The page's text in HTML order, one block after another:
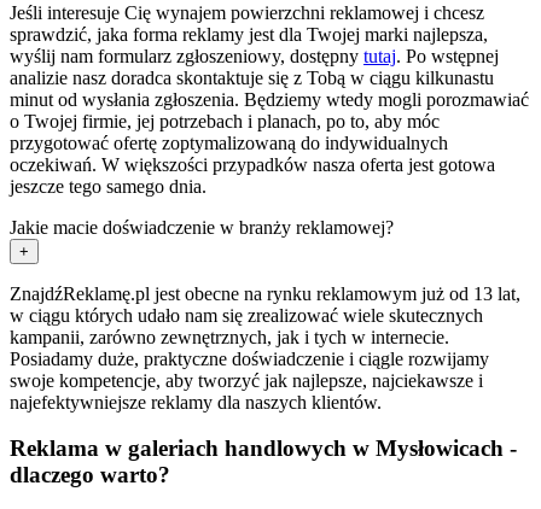
Jeśli interesuje Cię wynajem powierzchni reklamowej i chcesz
sprawdzić, jaka forma reklamy jest dla Twojej marki najlepsza,
wyślij nam formularz zgłoszeniowy, dostępny tutaj. Po wstępnej
analizie nasz doradca skontaktuje się z Tobą w ciągu kilkunastu
minut od wysłania zgłoszenia. Będziemy wtedy mogli porozmawiać
o Twojej firmie, jej potrzebach i planach, po to, aby móc
przygotować ofertę zoptymalizowaną do indywidualnych
oczekiwań. W większości przypadków nasza oferta jest gotowa
jeszcze tego samego dnia.
Jakie macie doświadczenie w branży reklamowej?
+
ZnajdźReklamę.pl jest obecne na rynku reklamowym już od 13 lat,
w ciągu których udało nam się zrealizować wiele skutecznych
kampanii, zarówno zewnętrznych, jak i tych w internecie.
Posiadamy duże, praktyczne doświadczenie i ciągle rozwijamy
swoje kompetencje, aby tworzyć jak najlepsze, najciekawsze i
najefektywniejsze reklamy dla naszych klientów.
Reklama w galeriach handlowych w Mysłowicach -
dlaczego warto?